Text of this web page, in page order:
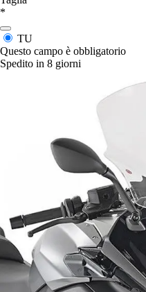
*
TU
Questo campo è obbligatorio
Spedito in 8 giorni